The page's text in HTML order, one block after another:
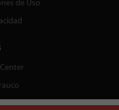
de Uso